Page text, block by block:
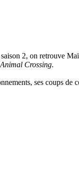
saison 2, on retrouve
Animal Crossing.
ses coups de